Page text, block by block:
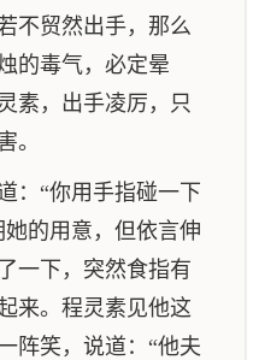
不贸然出手，那么
的毒气，必定晕
素，出手凌厉，只
。
：“你用手指碰一下
的用意，但依言伸
一下，突然食指有
来。程灵素见他这
阵笑，说道：“他夫